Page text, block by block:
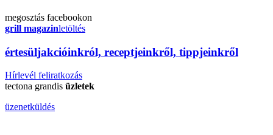
megosztás facebookon
grill magazinletöltés
értesüljakcióinkról, receptjeinkről, tippjeinkről
Hírlevél feliratkozás
tectona grandis üzletek
üzenetküldés